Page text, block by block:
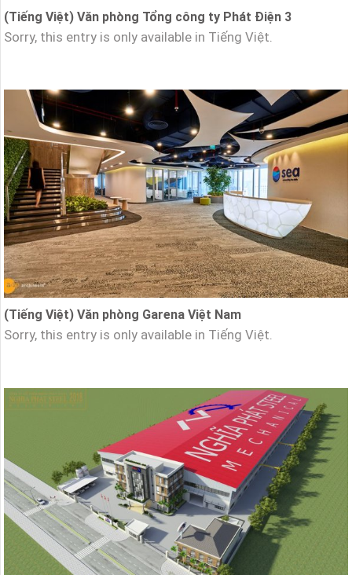
(Tiếng Việt) Văn phòng Tổng công ty Phát Điện 3
Sorry, this entry is only available in Tiếng Việt.
(Tiếng Việt) Văn phòng Garena Việt Nam
Sorry, this entry is only available in Tiếng Việt.